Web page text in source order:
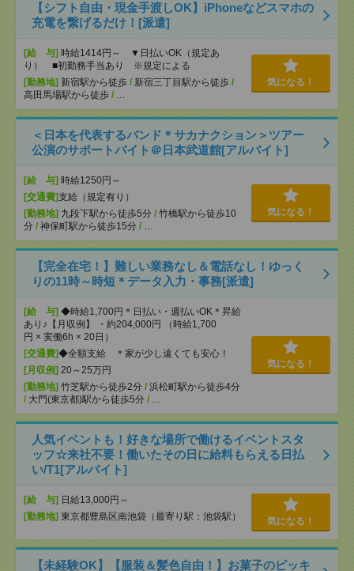
【シフト自由・現金手渡しOK】iPhoneなどスマホの
充電を繋げるだけ！[派遣]
[給 与] 時給1414円～ ▼日払いOK（規定あ
り） ■初勤務手当あり ※規定による
[勤務地] 新宿駅から徒歩 / 新宿三丁目駅から徒歩 /
高田馬場駅から徒歩 / …
気になる！
＜日本を代表するバンド＊サカナクション＞ツアー
公演のサポートバイト＠日本武道館[アルバイト]
[給 与] 時給1250円～
[交通費]支給（規定有り）
[勤務地] 九段下駅から徒歩5分 / 竹橋駅から徒歩10
分 / 神保町駅から徒歩15分 / …
気になる！
【完全在宅！】難しい業務なし＆電話なし！ゆっく
りの11時～時短＊データ入力・事務[派遣]
[給 与] ◆時給1,700円＊日払い・週払いOK＊昇給
あり♪【月収例】 ・約204,000円 （時給1,700
円 × 実働6h × 20日）
[交通費]◆全額支給 ＊家が少し遠くても安心！
[月収例] 20～25万円
[勤務地] 竹芝駅から徒歩2分 / 浜松町駅から徒歩4分
/ 大門(東京都)駅から徒歩5分 / …
気になる！
人気イベントも！好きな場所で働けるイベントスタ
ッフ☆来社不要！働いたその日に給料もらえる日払
い/T1[アルバイト]
[給 与] 日給13,000円～
[勤務地] 東京都豊島区南池袋（最寄り駅：池袋駅） 気になる！
【未経験OK】【服装＆髪色自由！】お菓子のピッキ